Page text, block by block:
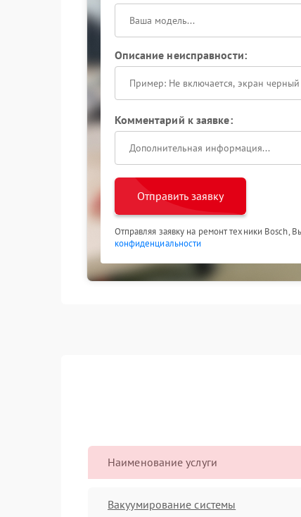
Описание неисправности:
Комментарий к заявке:
Отправить заявку
Отправляя заявку на ремонт техники Bosch,
конфиденциальности
Наименование услуги
Вакуумирование системы